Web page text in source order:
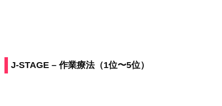
J-STAGE – 作業療法（1位〜5位）